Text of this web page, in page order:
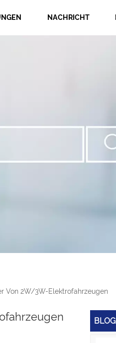
NACHRICHT
Von 2W/3W-Elektrofahrzeugen